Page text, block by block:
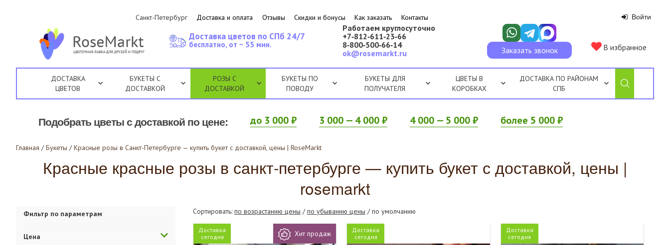
Санкт-Петербург Доставка и оплата Отзывы Скидки и бонусы Как заказать Контакты Войти
Работаем круглосуточно
+7‑812‑611‑23‑66
8‑800‑500‑66‑14
ok@rosemarkt.ru
Заказать звонок В избранное
Доставка цветов по СПб 24/7
бесплатно, от ~ 55 мин.
ДОСТАВКА
ЦВЕТОВ
БУКЕТЫ С
ДОСТАВКОЙ
РОЗЫ С
ДОСТАВКОЙ
БУКЕТЫ ПО
ПОВОДУ
БУКЕТЫ ДЛЯ
ПОЛУЧАТЕЛЯ
ЦВЕТЫ В
КОРОБКАХ
ДОСТАВКА ПО РАЙОНАМ
СПБ
Подобрать цветы с доставкой по цене: до 3 000 ₽ 3 000 — 4 000 ₽ 4 000 — 5 000 ₽ более 5 000 ₽
Главная / Букеты / Красные розы в Санкт-Петербурге — купить букет с доставкой, цены | RoseMarkt
Красные красные розы в санкт-петербурге — купить букет с доставкой, цены |
rosemarkt
Фильтр по параметрам
Цена
Сортировать: по возрастанию цены /по убыванию цены / по умолчанию
Доставка
сегодня
Хит продаж
Доставка
сегодня
Доставка
сегодня